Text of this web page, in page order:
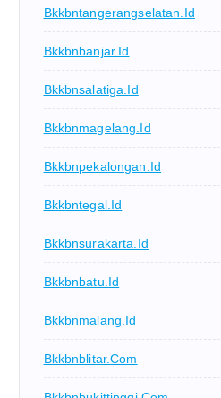
Bkkbntangerangselatan.id
Bkkbnbanjar.id
Bkkbnsalatiga.id
Bkkbnmagelang.id
Bkkbnpekalongan.id
Bkkbntegal.id
Bkkbnsurakarta.id
Bkkbnbatu.id
Bkkbnmalang.id
Bkkbnblitar.com